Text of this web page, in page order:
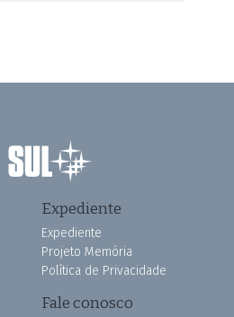
Expediente
Expediente
Projeto Memória
Política de Privacidade
Fale conosco